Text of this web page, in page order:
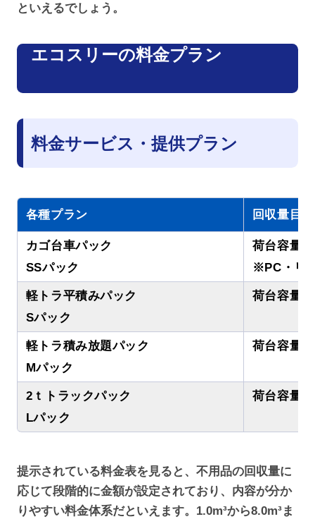
といえるでしょう。
エコスリーの料金プラン
料金サービス・提供プラン
各種プラン 回収量目安
カゴ台車パック
SSパック
荷台容量
※PC・リ
軽トラ平積みパック
Sパック
荷台容量
軽トラ積み放題パック
Mパック
荷台容量
2ｔトラックパック
Lパック
荷台容量
提示されている料金表を見ると、不用品の回収量に
応じて段階的に金額が設定されており、内容が分か
りやすい料金体系だといえます。1.0m³から8.0m³ま